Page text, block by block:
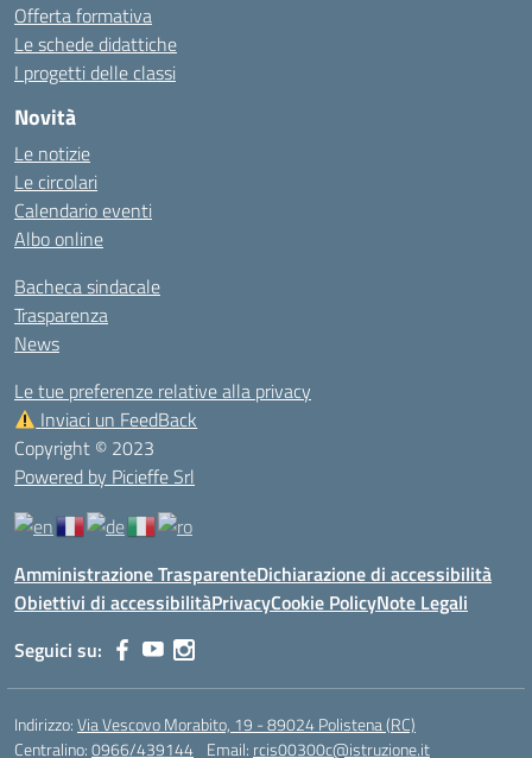
Offerta formativa
Le schede didattiche
I progetti delle classi
Novità
Le notizie
Le circolari
Calendario eventi
Albo online
Bacheca sindacale
Trasparenza
News
Le tue preferenze relative alla privacy
Inviaci un FeedBack
Copyright © 2023
Powered by Picieffe Srl
Amministrazione TrasparenteDichiarazione di accessibilità
Obiettivi di accessibilitàPrivacyCookie PolicyNote Legali
Seguici su:
Indirizzo:Via Vescovo Morabito, 19 - 89024 Polistena (RC)
Centralino:0966/439144 Email: rcis00300c@istruzione.it